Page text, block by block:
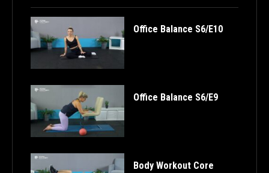
Office Balance S6/E10
Office Balance S6/E9
Body Workout Core